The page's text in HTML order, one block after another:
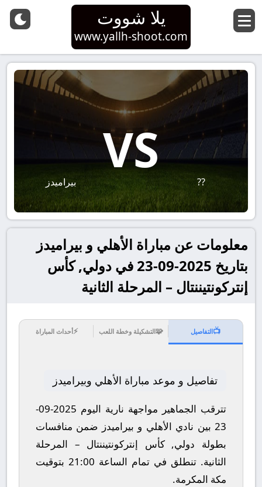
يلا شووت
www.yallh-shoot.com
??
VS
بيراميدز
معلومات عن مباراة الأهلي و بيراميدز
بتاريخ 2025-09-23 في دولي, كأس
إنتركونتيننتال – المرحلة الثانية
📺التفاصيل 🧩التشكيلة وخطة اللعب ⚡أحداث المباراة
تفاصيل و موعد مباراة الأهلي وبيراميدز
تترقب الجماهير مواجهة نارية اليوم 2025-09-
23 بين نادي الأهلي و بيراميدز ضمن منافسات
بطولة دولي, كأس إنتركونتيننتال – المرحلة
الثانية.
تنطلق في تمام الساعة 21:00 بتوقيت
مكة المكرمة.